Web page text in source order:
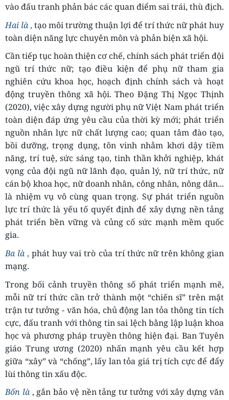
vào đấu tranh phản bác các quan điểm sai trái, thù địch.
Hai là ,tạo môi trường thuận lợi để trí thức nữ phát huy
toàn diện năng lực chuyên môn và phản biện xã hội.
Cần tiếp tục hoàn thiện cơ chế, chính sách phát triển đội
ngũ trí thức nữ; tạo điều kiện để phụ nữ tham gia
nghiên cứu khoa học, hoạch định chính sách và hoạt
động truyền thông xã hội. Theo Đặng Thị Ngọc Thịnh
(2020), việc xây dựng người phụ nữ Việt Nam phát triển
toàn diện đáp ứng yêu cầu của thời kỳ mới; phát triển
nguồn nhân lực nữ chất lượng cao; quan tâm đào tạo,
bồi dưỡng, trọng dụng, tôn vinh nhằm khơi dậy tiềm
năng, trí tuệ, sức sáng tạo, tinh thần khởi nghiệp, khát
vọng của đội ngũ nữ lãnh đạo, quản lý, nữ trí thức, nữ
cán bộ khoa học, nữ doanh nhân, công nhân, nông dân...
là nhiệm vụ vô cùng quan trọng. Sự phát triển nguồn
lực trí thức là yếu tố quyết định để xây dựng nền tảng
phát triển bền vững và củng cố sức mạnh mềm quốc
gia.
Ba là ,phát huy vai trò của trí thức nữ trên không gian
mạng.
Trong bối cảnh truyền thông số phát triển mạnh mẽ,
mỗi nữ trí thức cần trở thành một “chiến sĩ” trên mặt
trận tư tưởng - văn hóa, chủ động lan tỏa thông tin tích
cực, đấu tranh với thông tin sai lệch bằng lập luận khoa
học và phương pháp truyền thông hiện đại. Ban Tuyên
giáo Trung ương (2020) nhấn mạnh yêu cầu kết hợp
giữa “xây” và “chống”, lấy lan tỏa giá trị tích cực để đẩy
lùi thông tin xấu độc.
Bốn là , gắn bảo vệ nền tảng tư tưởng với xây dựng văn